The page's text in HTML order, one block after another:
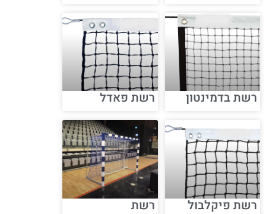
רשת בדמינטון רשת פאדל
רשת פיקלבול
רשת